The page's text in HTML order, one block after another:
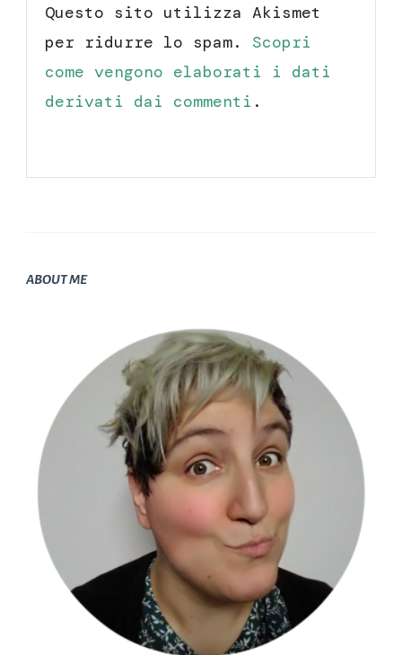
Questo sito utilizza Akismet
per ridurre lo spam. Scopri
come vengono elaborati i dati
derivati dai commenti .
ABOUT ME